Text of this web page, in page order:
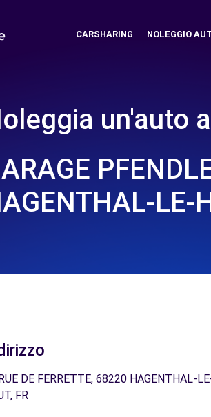
CARSHARING NOLEGGIO
un'auto a
LE-
DE FERRETTE, 68220 HAGENTHAL-
FR